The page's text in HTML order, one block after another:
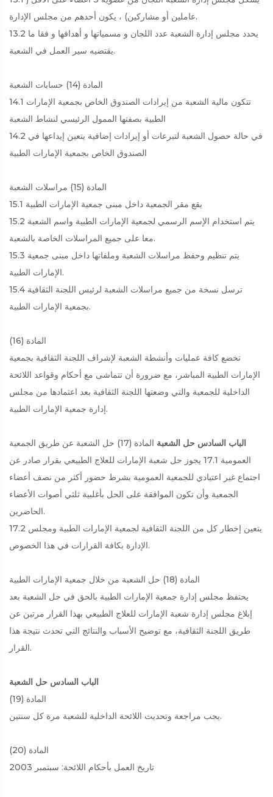
عاملين أو مشاركين) ، يكون أحدهم من مجلس الإدارة.
13.2 يحدد مجلس إدارة الشعبة عدد اللجان و مسمياتها و أهدافها و فقا ما
يقتضيه سير العمل في الشعبة.
المادة (14) حسابات الشعبة
14.1 تتكون مالية الشعبة من إيرادات الصندوق الخاص بجمعية الإمارات
الطبية بصفتها الممول الرئيسي لنشاط الشعبة
14.2 في حالة حصول الشعبة لتبرعات أو إيرادات إضافية يتعين إيداعها في
الصندوق الخاص بجمعية الإمارات الطبية
المادة (15) مراسلات الشعبة
15.1 يقع مقر الجمعية داخل مبنى جمعية الإمارات الطبية
15.2 يتم استخدام الإسم الرسمي لجمعية الإمارات الطبية واسم الشعبة
معا على جميع المراسلات الخاصة بالشعبة.
15.3 يتم تنظيم وحفظ مراسلات الشعبة وملفاتها داخل مبنى جمعية
الإمارات الطبية.
15.4 ترسل نسخة من جميع مراسلات الشعبة لرئيس اللجنة الثقافية
بجمعية الإمارات الطبية.
المادة (16)
تخضع كافة عمليات وأنشطة الشعبة لإشراف اللجنة الثقافية بجمعية
الإمارات الطبية المباشر، مع ضرورة أن تتماشى مع أحكام وقواعد اللائحة
الداخلية للجمعية والتي وضعتها اللجنة الثقافية بعد اعتمادها من مجلس
إدارة جمعية الإمارات الطبية.
الباب السادس حل الشعبة
المادة (17) حل الشعبة عن طريق الجمعية
العمومية
17.1 يجوز حل شعبة الإمارات للعلاج الطبيعي بقرار صادر عن
اجتماع غير اعتيادي للجمعية العمومية بشرط حضور أكثر من نصف أعضاء
الجمعية وأن تكون الموافقة على الحل بأغلبية ثلثي أصوات الأعضاء
الحاضرين.
17.2 يتعين إخطار كل من اللجنة الثقافية لجمعية الإمارات الطبية ومجلس
الإدارة بكافة القرارات في هذا الخصوص.
المادة (18) حل الشعبة من خلال جمعية الإمارات الطبية
يحتفظ مجلس إدارة جمعية الإمارات الطبية بالحق في حل الشعبة بعد
إبلاغ مجلس إدارة شعبة الإمارات للعلاج الطبيعي بهذا القرار مرتين عن
طريق اللجنة الثقافية، مع توضيح الأسباب والنتائج التي تحدث نتيجة هذا
القرار.
الباب السادس حل الشعبة
المادة (19)
يجب مراجعة وتحديث اللائحة الداخلية للشعبة مرة كل سنتين.
المادة (20)
تاريخ العمل بأحكام اللائحة: سبتمبر 2003